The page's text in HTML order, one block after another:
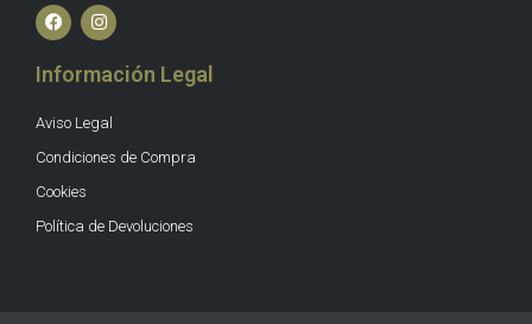
Información Legal
Aviso Legal
Condiciones de Compra
Cookies
Política de Devoluciones